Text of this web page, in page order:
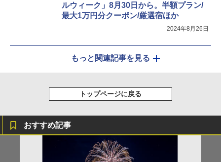
ルウィーク」8月30日から。半額プラン/
最大1万円分クーポン/厳選宿ほか
2024年8月26日
もっと関連記事を見る
トップページに戻る
おすすめ記事